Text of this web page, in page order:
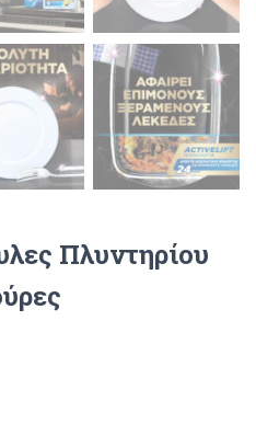
Πλυντηρίου